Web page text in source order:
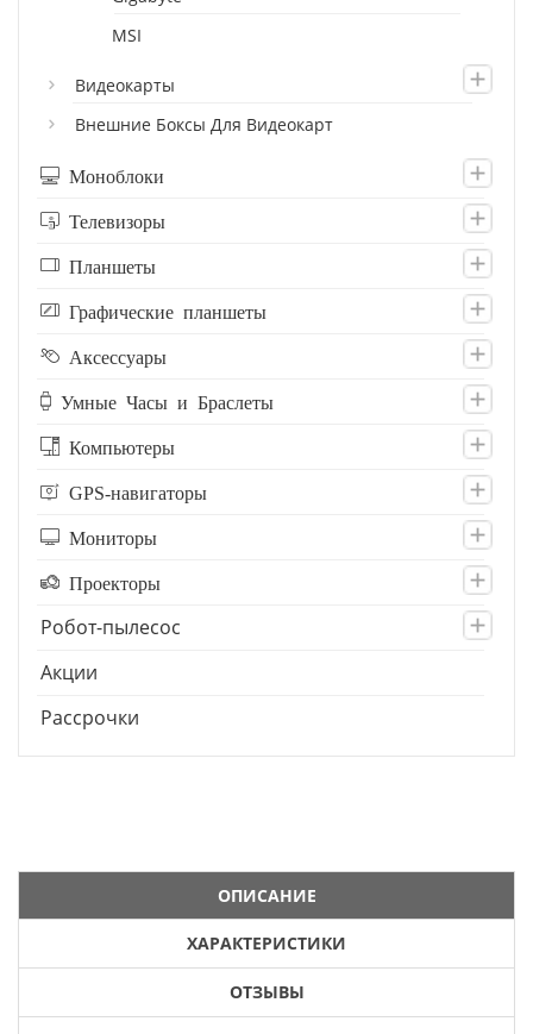
MSI
Видеокарты
Внешние Боксы Для Видеокарт
Моноблоки
Телевизоры
Планшеты
Графические планшеты
Аксессуары
Умные Часы и Браслеты
Компьютеры
GPS-навигаторы
Мониторы
Проекторы
Робот-пылесос
Акции
Рассрочки
ОПИСАНИЕ
ХАРАКТЕРИСТИКИ
ОТЗЫВЫ